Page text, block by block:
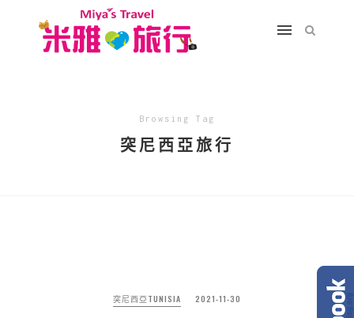
Browsing Tag
突尼西亞旅行
突尼西亞TUNISIA 2021-11-30